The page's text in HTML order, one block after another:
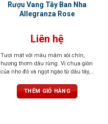
Rượu Vang Tây Ban Nha
Allegranza Rose
Liên hệ
Tươi mát với màu mâm xôi chín,
hương thơm dâu rừng. Vị chua giòn
của nho đỏ và ngọt ngào từ dâu tây,
THÊM GIỎ HÀNG